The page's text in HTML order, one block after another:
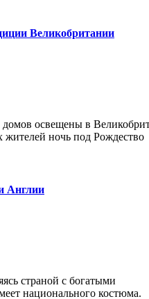
Великобритании
домов освещены в
жителей ночь под Рождество
Англии
страной с богатыми
национального костюма.